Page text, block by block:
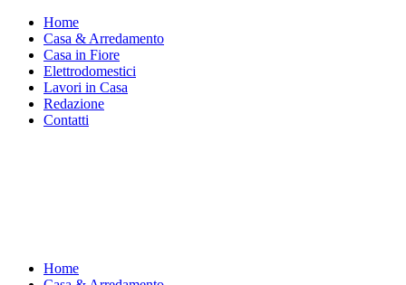
Home
Casa & Arredamento
Casa in Fiore
Elettrodomestici
Lavori in Casa
Redazione
Contatti
Home